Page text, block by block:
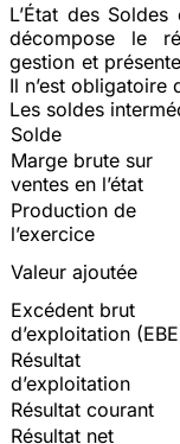
L’État des
décompose le
gestion et
Il n’est obligatoire
Les soldes
Solde
Marge brute sur
ventes en l’état
Production de
l’exercice
Valeur ajoutée
Excédent brut
d’exploitation
Résultat
d’exploitation
Résultat courant
Résultat net